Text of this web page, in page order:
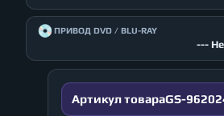
💿ПРИВОД DVD / BLU-RAY
---
Артикул товараGS-